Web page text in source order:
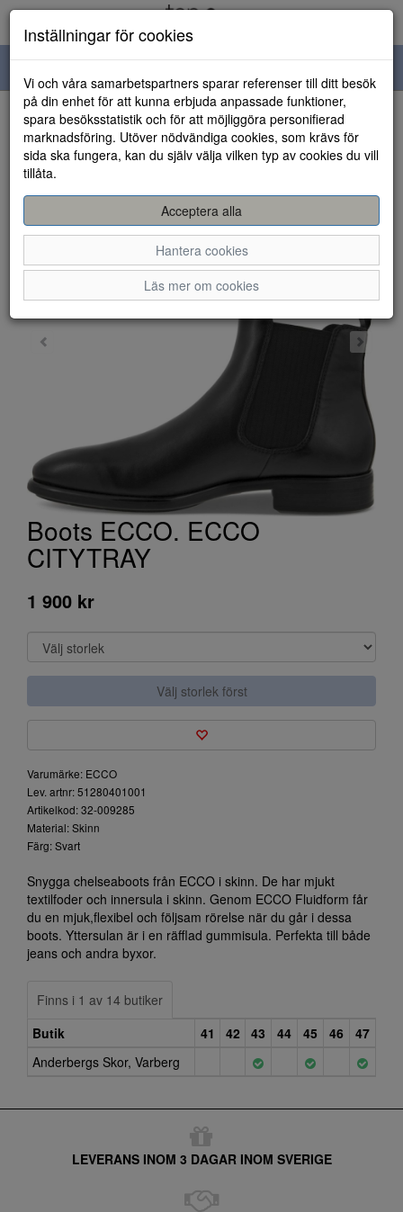
navigation
HEM
Boots ECCO. ECCO
CITYTRAY
1 900 kr
Välj storlek först
Varumärke: ECCO
Lev. artnr: 51280401001
Artikelkod: 32-009285
Material: Skinn
Färg: Svart
Snygga chelseaboots från ECCO i skinn. De har mjukt
textilfoder och innersula i skinn. Genom ECCO Fluidform får
du en mjuk,flexibel och följsam rörelse när du går i dessa
boots. Yttersulan är i en räfflad gummisula. Perfekta till både
jeans och andra byxor.
Finns i 1 av 14 butiker
Butik
41 42 43 44 45 46
47
Anderbergs Skor, Varberg
LEVERANS INOM 3 DAGAR INOM SVERIGE
Inställningar för cookies
Vi och våra samarbetspartners sparar referenser till ditt besök
på din enhet för att kunna erbjuda anpassade funktioner,
spara besöksstatistik och för att möjliggöra personifierad
marknadsföring. Utöver nödvändiga cookies, som krävs för
sida ska fungera, kan du själv välja vilken typ av cookies du vill
tillåta.
Acceptera alla
Hantera cookies
Läs mer om cookies